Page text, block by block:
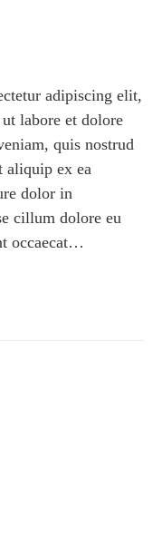
adipiscing elit,
labore et dolore
quis nostrud
aliquip ex ea
dolor in
cillum dolore eu
occaecat…